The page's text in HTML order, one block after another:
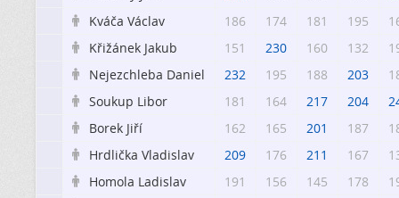
 Kváča Václav 186 174 181 195
 Křižánek Jakub 151 230 160 132
 Nejezchleba Daniel 232 195 188 203
 Soukup Libor 181 164 217 204
 Borek Jiří 162 165 201 187
 Hrdlička Vladislav 209 176 211 167
 Homola Ladislav 191 156 145 178